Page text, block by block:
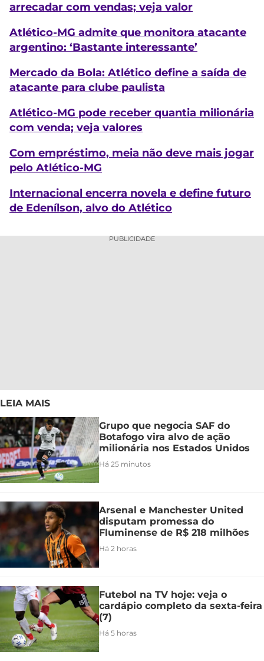
arrecadar com vendas; veja valor
Atlético-MG admite que monitora atacante
argentino: ‘Bastante interessante’
Mercado da Bola: Atlético define a saída de
atacante para clube paulista
Atlético-MG pode receber quantia milionária
com venda; veja valores
Com empréstimo, meia não deve mais jogar
pelo Atlético-MG
Internacional encerra novela e define futuro
de Edenílson, alvo do Atlético
PUBLICIDADE
LEIA MAIS
Grupo que negocia SAF do
Botafogo vira alvo de ação
milionária nos Estados Unidos
Há 25 minutos
Arsenal e Manchester United
disputam promessa do
Fluminense de R$ 218 milhões
Há 2 horas
Futebol na TV hoje: veja o
cardápio completo da sexta-feira
(7)
Há 5 horas